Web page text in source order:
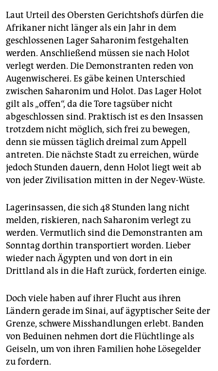
Laut Urteil des Obersten Gerichtshofs dürfen die
Afrikaner nicht länger als ein Jahr in dem
geschlossenen Lager Saharonim festgehalten
werden. Anschließend müssen sie nach Holot
verlegt werden. Die Demonstranten reden von
Augenwischerei. Es gäbe keinen Unterschied
zwischen Saharonim und Holot. Das Lager Holot
gilt als „offen“, da die Tore tagsüber nicht
abgeschlossen sind. Praktisch ist es den Insassen
trotzdem nicht möglich, sich frei zu bewegen,
denn sie müssen täglich dreimal zum Appell
antreten. Die nächste Stadt zu erreichen, würde
jedoch Stunden dauern, denn Holot liegt weit ab
von jeder Zivilisation mitten in der Negev-Wüste.
Lagerinsassen, die sich 48 Stunden lang nicht
melden, riskieren, nach Saharonim verlegt zu
werden. Vermutlich sind die Demonstranten am
Sonntag dorthin transportiert worden. Lieber
wieder nach Ägypten und von dort in ein
Drittland als in die Haft zurück, forderten einige.
Doch viele haben auf ihrer Flucht aus ihren
Ländern gerade im Sinai, auf ägyptischer Seite der
Grenze, schwere Misshandlungen erlebt. Banden
von Beduinen nehmen dort die Flüchtlinge als
Geiseln, um von ihren Familien hohe Lösegelder
zu fordern.